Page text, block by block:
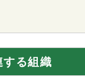
する組織